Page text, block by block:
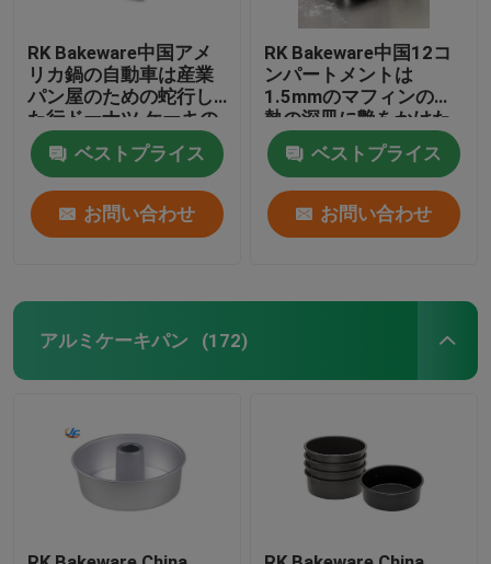
RK Bakeware中国アメ
リカ鍋の自動車は産業
パン屋のための蛇行し
た行ドーナツ ケーキの
皿を焼く8
ベストプライス
お問い合わせ
RK Bakeware中国12コ
ンパートメントは
1.5mmのマフィンの耐
熱の深皿に艶をかけた
アルミニウムで処理さ
れた鋼鉄をフルーティ
ングを施した
ベストプライス
お問い合わせ
アルミケーキパン (172)